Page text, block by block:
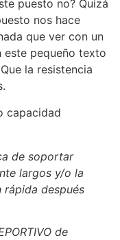
puesto no? Quizá
nos hace
que ver con un
este pequeño texto
la resistencia
capacidad
de soportar
largos y/o la
después
de